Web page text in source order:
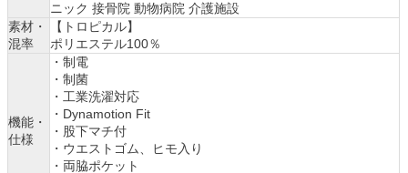
ニック 接骨院 動物病院 介護施設
素材・
混率
【トロピカル】
ポリエステル100％
機能・
仕様
・制電
・制菌
・工業洗濯対応
・Dynamotion Fit
・股下マチ付
・ウエストゴム、ヒモ入り
・両脇ポケット